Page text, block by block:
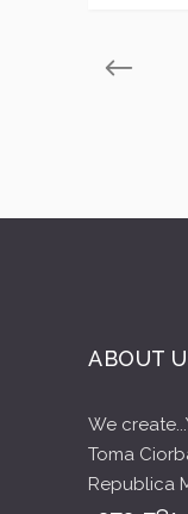
ABOUT
We
Toma
Republica